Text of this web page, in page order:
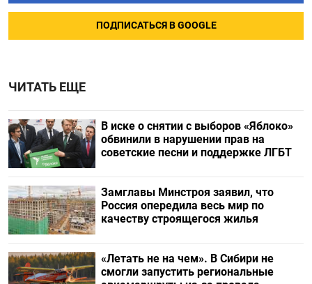
ПОДПИСАТЬСЯ В GOOGLE
ЧИТАТЬ ЕЩЕ
В иске о снятии с выборов «Яблоко»
обвинили в нарушении прав на
советские песни и поддержке ЛГБТ
Замглавы Минстроя заявил, что
Россия опередила весь мир по
качеству строящегося жилья
«Летать не на чем». В Сибири не
смогли запустить региональные